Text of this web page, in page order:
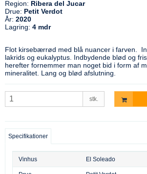
Region: Ribera del Jucar
Drue: Petit Verdot
År: 2020
Lagring: 4 mdr
Flot kirsebærrød med blå nuancer i farven.
lakrids og eukalyptus. Indbydende blød og
herefter fornemmer man noget bid i form af
mineralitet. Lang og blød afslutning.
stk.
Specifikationer
Vinhus El Soleado